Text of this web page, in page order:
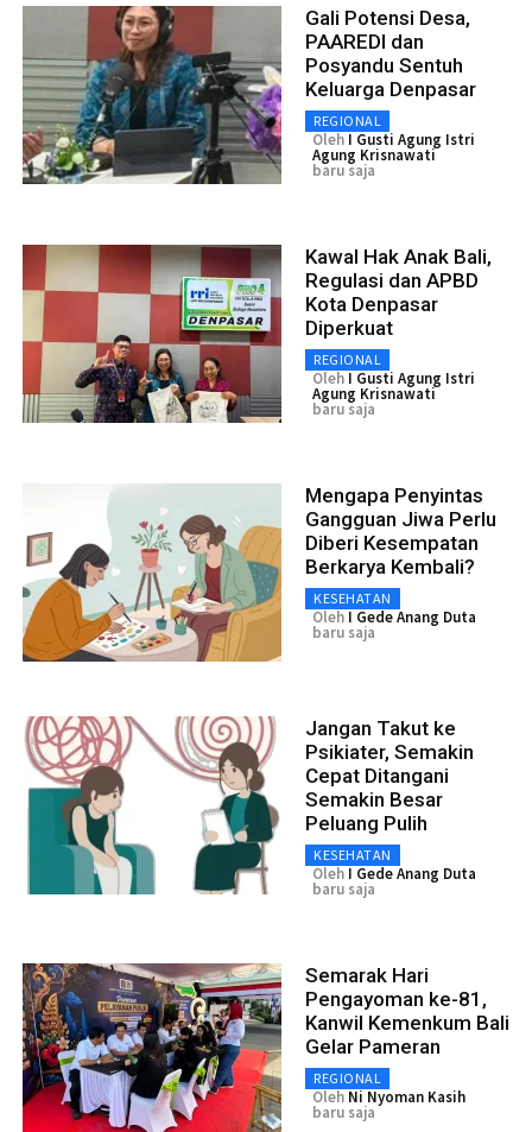
Gali Potensi Desa,
PAAREDI dan
Posyandu Sentuh
Keluarga Denpasar
REGIONAL
Oleh I Gusti Agung Istri
Agung Krisnawati
baru saja
Kawal Hak Anak Bali,
Regulasi dan APBD
Kota Denpasar
Diperkuat
REGIONAL
Oleh I Gusti Agung Istri
Agung Krisnawati
baru saja
Mengapa Penyintas
Gangguan Jiwa Perlu
Diberi Kesempatan
Berkarya Kembali?
KESEHATAN
Oleh I Gede Anang Duta
baru saja
Jangan Takut ke
Psikiater, Semakin
Cepat Ditangani
Semakin Besar
Peluang Pulih
KESEHATAN
Oleh I Gede Anang Duta
baru saja
Semarak Hari
Pengayoman ke-81,
Kanwil Kemenkum Bali
Gelar Pameran
REGIONAL
Oleh Ni Nyoman Kasih
baru saja